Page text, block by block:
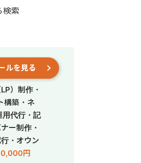
検索
ルを見る
）制作・
構築・ネ
用代行・記
ー制作・
・オウン
業代行
円